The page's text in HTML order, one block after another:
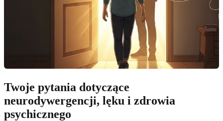
Twoje pytania dotyczące
neurodywergencji, lęku i zdrowia
psychicznego